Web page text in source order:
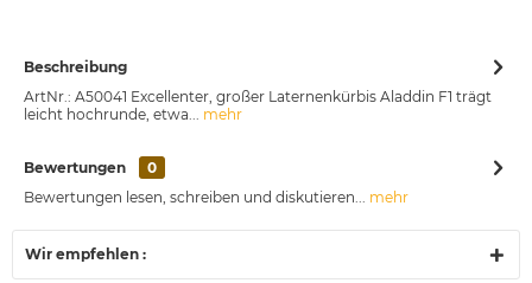
Beschreibung
ArtNr.: A50041 Excellenter, großer Laternenkürbis Aladdin F1 trägt
leicht hochrunde, etwa... mehr
Bewertungen
0
Bewertungen lesen, schreiben und diskutieren... mehr
Wir empfehlen :